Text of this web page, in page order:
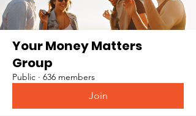
Your Money Matters
Group
Public · 636 members
Join